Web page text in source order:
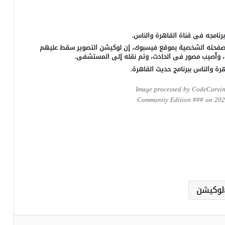
فى قناة القاهرة والناس.
صفحته الشخصية بموقع فيسبوك، إن لوكيشن التصوير سقط عليهم
وأصيب مصور فى الحادث، وتم نقله إلى المستشفى.
والناس ببرنامج حديث القاهرة.
Image processed by
Community Edition ### on
لوكيشن